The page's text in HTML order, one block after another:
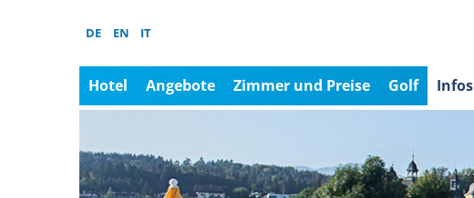
DE EN IT
Hotel Angebote Zimmer und Preise Golf Infos